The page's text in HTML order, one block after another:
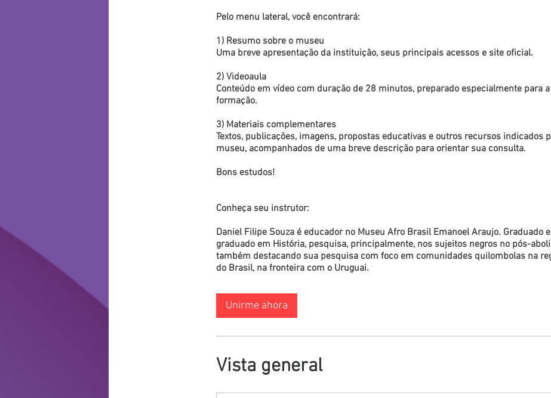
Pelo menu lateral, você encontrará:
1) Resumo sobre o museu
Uma breve apresentação da instituição, seus principais acessos e site oficial.
2) Videoaula
Conteúdo em vídeo com duração de 28 minutos, preparado especialmente para a
formação.
3) Materiais complementares
Textos, publicações, imagens, propostas educativas e outros recursos indicados
museu, acompanhados de uma breve descrição para orientar sua consulta.
Bons estudos!
Conheça seu instrutor:
Daniel Filipe Souza é educador no Museu Afro Brasil Emanoel Araujo. Graduado
graduado em História, pesquisa, principalmente, nos sujeitos negros no pós-
também destacando sua pesquisa com foco em comunidades quilombolas na
do Brasil, na fronteira com o Uruguai.
Unirme ahora
Vista general